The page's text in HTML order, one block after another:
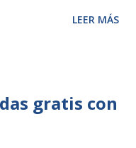
LEER MÁS
gratis con